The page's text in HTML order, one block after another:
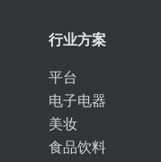
行业方案
平台
电子电器
美妆
食品饮料